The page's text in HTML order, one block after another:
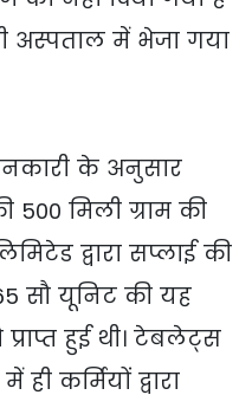
अस्पताल में भेजा गया
के अनुसार
500 मिली ग्राम की
द्वारा सप्लाई की
सौ यूनिट की यह
हुई थी। टेबलेट्स
कर्मियों द्वारा